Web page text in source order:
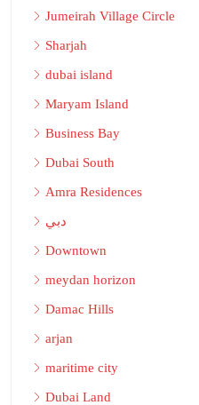
Jumeirah Village Circle
Sharjah
dubai island
Maryam Island
Business Bay
Dubai South
Amra Residences
دبي
Downtown
meydan horizon
Damac Hills
arjan
maritime city
Dubai Land